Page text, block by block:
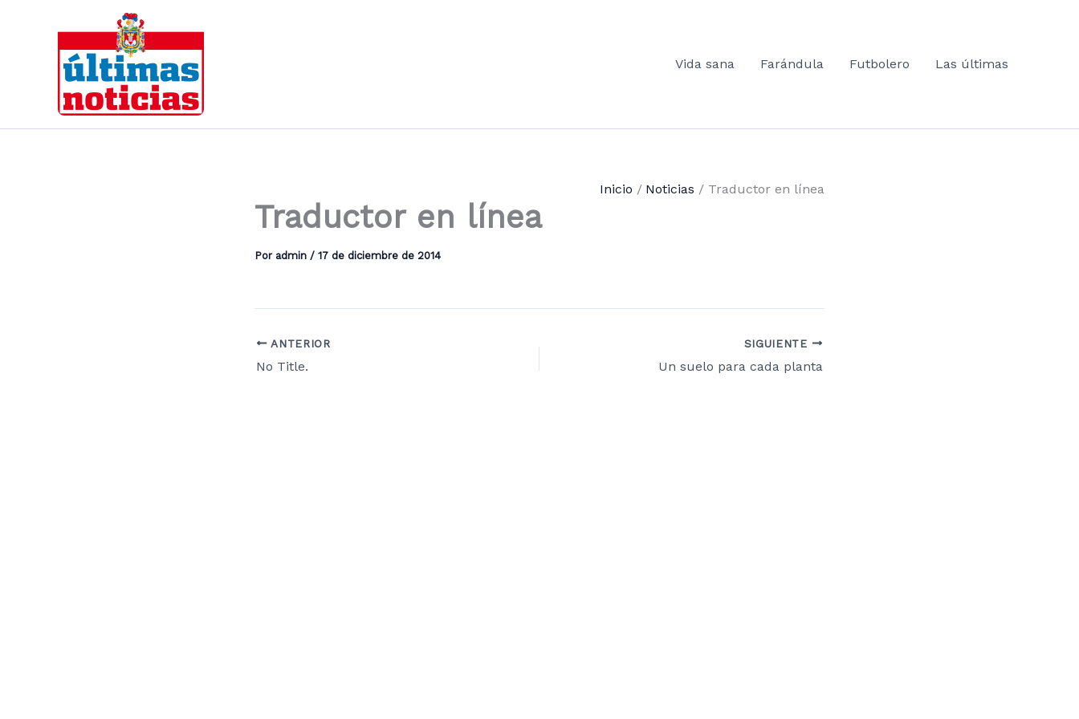
contenido
Vida sana
Farándula Futbolero Las últimas
Inicio Noticias Traductor en línea
Traductor en línea
Por admin / 17 de diciembre de 2014
ANTERIOR
No Title.
SIGUIENTE
Un suelo para cada planta